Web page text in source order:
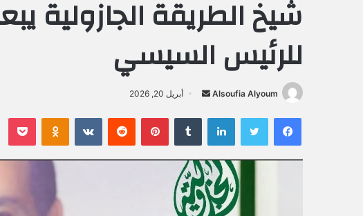
شيخ الطريقة الجازولية
للرئيس السيسي
Alsoufia Alyoum
ل
ب
ر
ي
د
أبريل 20, 2026
فيسبوك لينكدإن بينتيريست